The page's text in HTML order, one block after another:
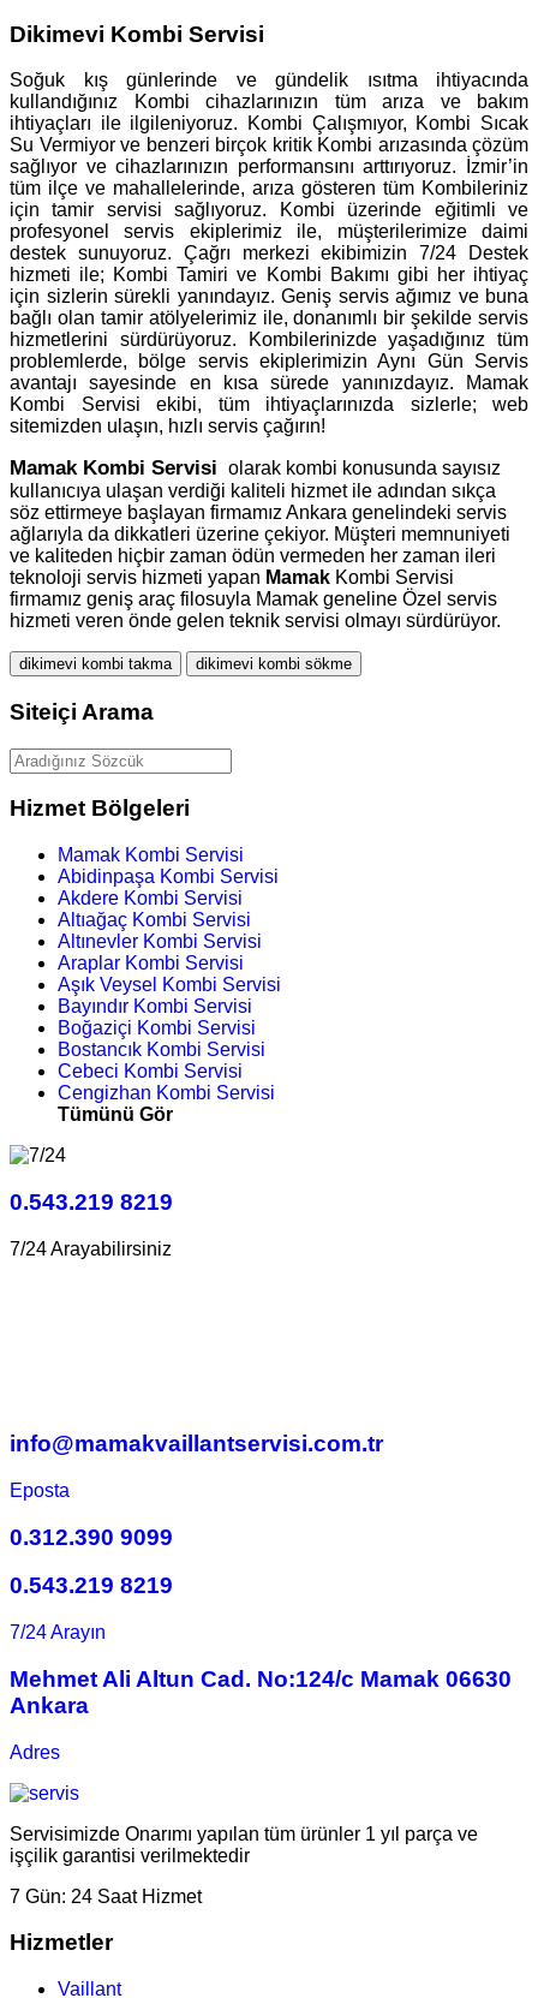
Dikimevi Kombi Servisi
Soğuk kış günlerinde ve gündelik ısıtma ihtiyacında
kullandığınız Kombi cihazlarınızın tüm arıza ve bakım
ihtiyaçları ile ilgileniyoruz. Kombi Çalışmıyor, Kombi Sıcak
Su Vermiyor ve benzeri birçok kritik Kombi arızasında çözüm
sağlıyor ve cihazlarınızın performansını arttırıyoruz. İzmir’in
tüm ilçe ve mahallelerinde, arıza gösteren tüm Kombileriniz
için tamir servisi sağlıyoruz. Kombi üzerinde eğitimli ve
profesyonel servis ekiplerimiz ile, müşterilerimize daimi
destek sunuyoruz. Çağrı merkezi ekibimizin 7/24 Destek
hizmeti ile; Kombi Tamiri ve Kombi Bakımı gibi her ihtiyaç
için sizlerin sürekli yanındayız. Geniş servis ağımız ve buna
bağlı olan tamir atölyelerimiz ile, donanımlı bir şekilde servis
hizmetlerini sürdürüyoruz. Kombilerinizde yaşadığınız tüm
problemlerde, bölge servis ekiplerimizin Aynı Gün Servis
avantajı sayesinde en kısa sürede yanınızdayız. Mamak
Kombi Servisi ekibi, tüm ihtiyaçlarınızda sizlerle; web
sitemizden ulaşın, hızlı servis çağırın!
MamakKombi Servisi olarak kombi konusunda sayısız
kullanıcıya ulaşan verdiği kaliteli hizmet ile adından sıkça
söz ettirmeye başlayan firmamız Ankara genelindeki servis
ağlarıyla da dikkatleri üzerine çekiyor. Müşteri memnuniyeti
ve kaliteden hiçbir zaman ödün vermeden her zaman ileri
teknoloji servis hizmeti yapan Mamak Kombi Servisi
firmamız geniş araç filosuyla Mamak geneline Özel servis
hizmeti veren önde gelen teknik servisi olmayı sürdürüyor.
dikimevi kombi takma dikimevi kombi sökme
Siteiçi Arama
Hizmet Bölgeleri
Mamak Kombi Servisi
Abidinpaşa Kombi Servisi
Akdere Kombi Servisi
Altıağaç Kombi Servisi
Altınevler Kombi Servisi
Araplar Kombi Servisi
Aşık Veysel Kombi Servisi
Bayındır Kombi Servisi
Boğaziçi Kombi Servisi
Bostancık Kombi Servisi
Cebeci Kombi Servisi
Cengizhan Kombi Servisi
Tümünü Gör
0.543.219 8219
7/24 Arayabilirsiniz
info@mamakvaillantservisi.com.tr
Eposta
0.312.390 9099
0.543.219 8219
7/24 Arayın
Mehmet Ali Altun Cad. No:124/c Mamak 06630
Ankara
Adres
Servisimizde Onarımı yapılan tüm ürünler 1 yıl parça ve
işçilik garantisi verilmektedir
7 Gün: 24 Saat Hizmet
Hizmetler
Vaillant